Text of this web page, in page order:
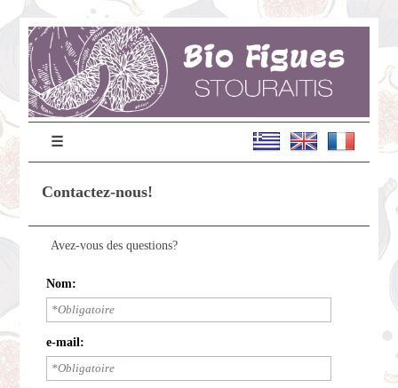
☰
Contactez-nous!
Avez-vous des questions?
Nom:
e-mail: